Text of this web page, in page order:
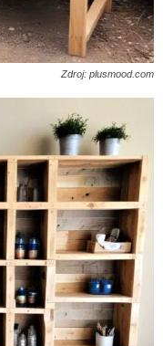
Zdroj: plusmood.com